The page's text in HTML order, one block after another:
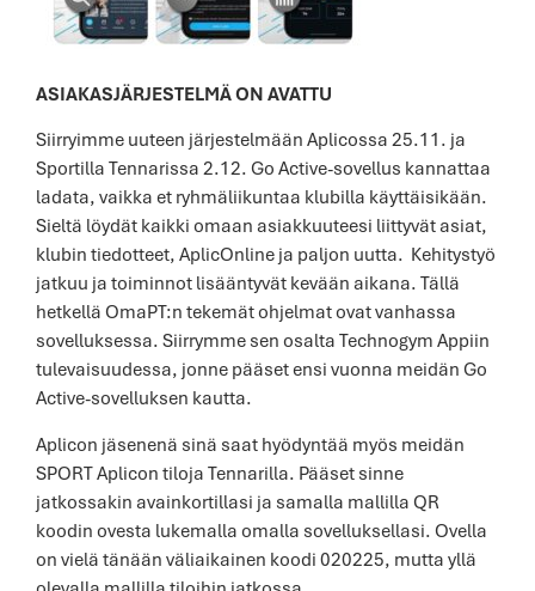
ASIAKASJÄRJESTELMÄ ON AVATTU
Siirryimme uuteen järjestelmään Aplicossa 25.11. ja
Sportilla Tennarissa 2.12. Go Active-sovellus kannattaa
ladata, vaikka et ryhmäliikuntaa klubilla käyttäisikään.
Sieltä löydät kaikki omaan asiakkuuteesi liittyvät asiat,
klubin tiedotteet, AplicOnline ja paljon uutta. Kehitystyö
jatkuu ja toiminnot lisääntyvät kevään aikana. Tällä
hetkellä OmaPT:n tekemät ohjelmat ovat vanhassa
sovelluksessa. Siirrymme sen osalta Technogym Appiin
tulevaisuudessa, jonne pääset ensi vuonna meidän Go
Active-sovelluksen kautta.
Aplicon jäsenenä sinä saat hyödyntää myös meidän
SPORT Aplicon tiloja Tennarilla. Pääset sinne
jatkossakin avainkortillasi ja samalla mallilla QR
koodin ovesta lukemalla omalla sovelluksellasi. Ovella
on vielä tänään väliaikainen koodi 020225, mutta yllä